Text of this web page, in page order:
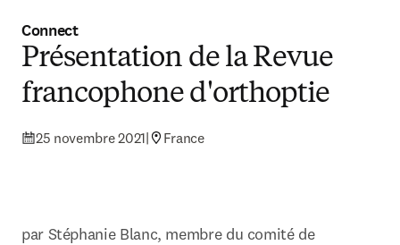
Connect
Présentation de la Revue
francophone d'orthoptie
25 novembre 2021| France
par Stéphanie Blanc, membre du comité de